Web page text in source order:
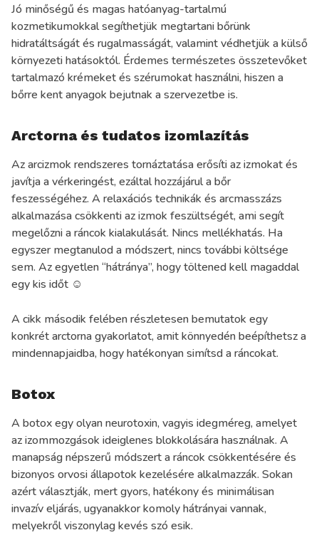
Jó minőségű és magas hatóanyag-tartalmú
kozmetikumokkal segíthetjük megtartani bőrünk
hidratáltságát és rugalmasságát, valamint védhetjük a külső
környezeti hatásoktól. Érdemes természetes összetevőket
tartalmazó krémeket és szérumokat használni, hiszen a
bőrre kent anyagok bejutnak a szervezetbe is.
Arctorna és tudatos izomlazítás
Az arcizmok rendszeres tornáztatása erősíti az izmokat és
javítja a vérkeringést, ezáltal hozzájárul a bőr
feszességéhez. A relaxációs technikák és arcmasszázs
alkalmazása csökkenti az izmok feszültségét, ami segít
megelőzni a ráncok kialakulását. Nincs mellékhatás. Ha
egyszer megtanulod a módszert, nincs további költsége
sem. Az egyetlen “hátránya”, hogy töltened kell magaddal
egy kis időt ☺️
A cikk második felében részletesen bemutatok egy
konkrét arctorna gyakorlatot, amit könnyedén beépíthetsz a
mindennapjaidba, hogy hatékonyan simítsd a ráncokat.
Botox
A botox egy olyan neurotoxin, vagyis idegméreg, amelyet
az izommozgások ideiglenes blokkolására használnak. A
manapság népszerű módszert a ráncok csökkentésére és
bizonyos orvosi állapotok kezelésére alkalmazzák. Sokan
azért választják, mert gyors, hatékony és minimálisan
invazív eljárás, ugyanakkor komoly hátrányai vannak,
melyekről viszonylag kevés szó esik.